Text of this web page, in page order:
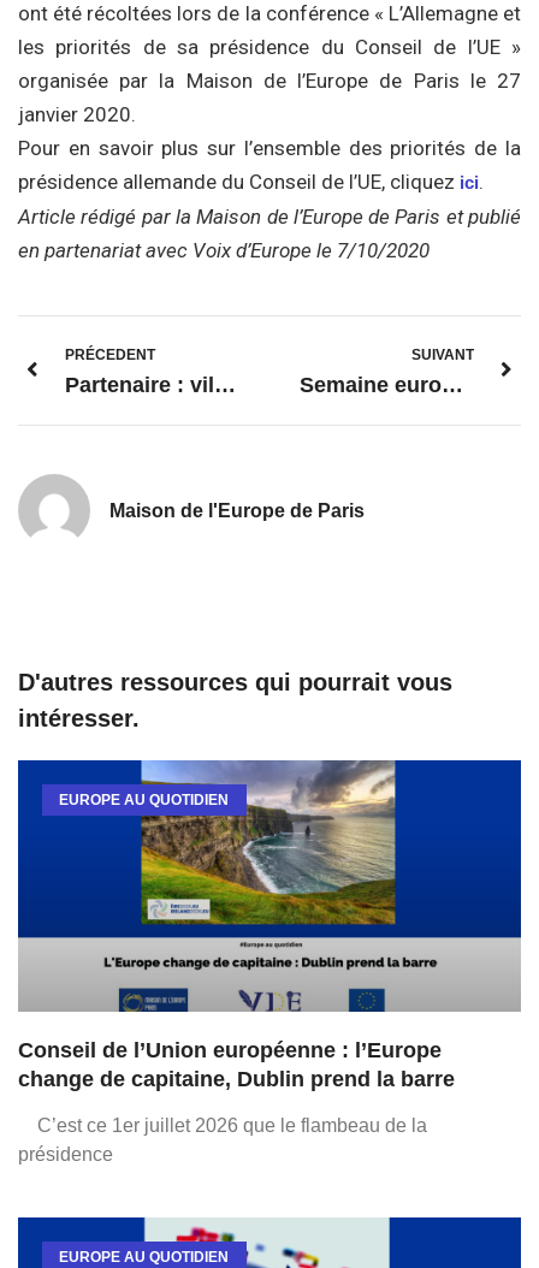
ont été récoltées lors de la conférence « L’Allemagne et
les priorités de sa présidence du Conseil de l’UE »
organisée par la Maison de l’Europe de Paris le 27
janvier 2020.
Pour en savoir plus sur l’ensemble des priorités de la
présidence allemande du Conseil de l’UE, cliquez ici.
Article rédigé par la Maison de l’Europe de Paris et publié
en partenariat avec Voix d’Europe le 7/10/2020
PRÉCEDENT
Partenaire : ville de Cuba, Portugal
SUIVANT
Semaine européenne du code 2020 pour la promotion des compétences numériques
Maison de l'Europe de Paris
D'autres ressources qui pourrait vous
intéresser.
EUROPE AU QUOTIDIEN
Conseil de l’Union européenne : l’Europe
change de capitaine, Dublin prend la barre
C’est ce 1er juillet 2026 que le flambeau de la
présidence
EUROPE AU QUOTIDIEN